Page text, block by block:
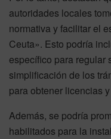
autoridades locales
normativa y facilitar el
Ceuta». Esto podría
específico para regular
simplificación de los
para obtener licencias
Además, se podría
habilitados para la